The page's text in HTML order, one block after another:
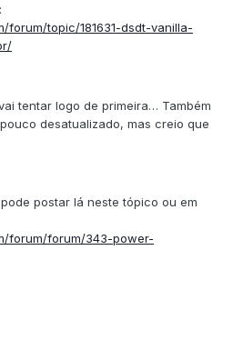
forum/topic/181631-dsdt-vanilla-
tentar logo de primeira… Também
desatualizado, mas creio que
postar lá neste tópico ou em
forum/forum/343-power-